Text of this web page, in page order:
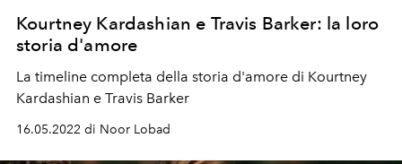
Kourtney Kardashian e Travis Barker: la loro
storia d'amore
La timeline completa della storia d'amore di Kourtney
Kardashian e Travis Barker
16.05.2022 di Noor Lobad